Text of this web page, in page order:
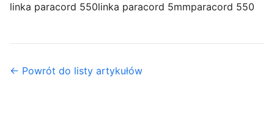
linka paracord 550linka paracord 5mmparacord 550
← Powrót do listy artykułów